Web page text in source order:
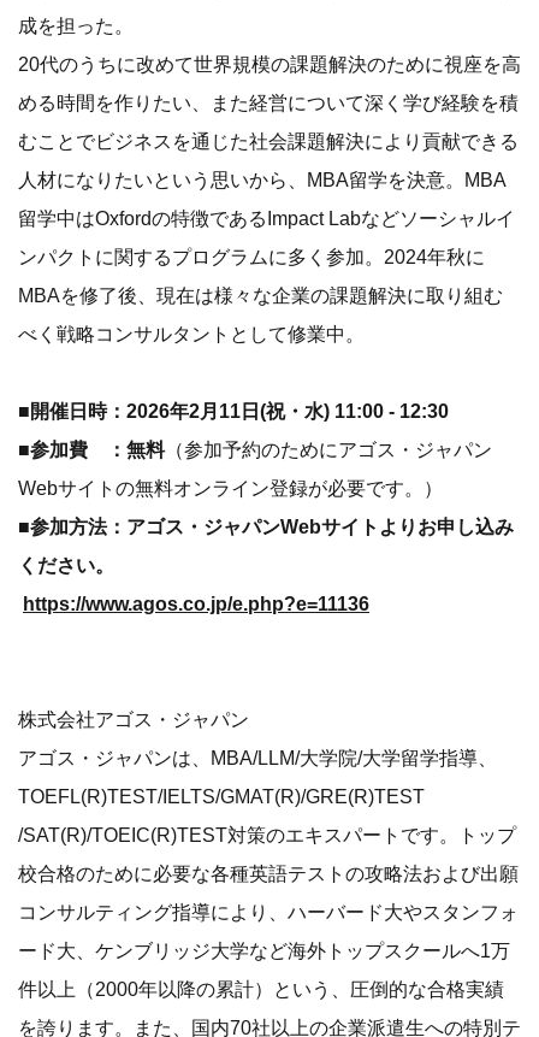
成を担った。
20代のうちに改めて世界規模の課題解決のために視座を高
める時間を作りたい、また経営について深く学び経験を積
むことでビジネスを通じた社会課題解決により貢献できる
人材になりたいという思いから、MBA留学を決意。MBA
留学中はOxfordの特徴であるImpact Labなどソーシャルイ
ンパクトに関するプログラムに多く参加。2024年秋に
MBAを修了後、現在は様々な企業の課題解決に取り組む
べく戦略コンサルタントとして修業中。
■開催日時：2026年2月11日(祝・水) 11:00 - 12:30
■参加費 ：無料（参加予約のためにアゴス・ジャパン
Webサイトの無料オンライン登録が必要です。）
■参加方法：アゴス・ジャパンWebサイトよりお申し込み
ください。
https://www.agos.co.jp/e.php?e=11136
​株式会社アゴス・ジャパン
アゴス・ジャパンは、MBA/LLM/大学院/大学留学指導、
TOEFL(R)TEST/IELTS/GMAT(R)/GRE(R)TEST
/SAT(R)/TOEIC(R)TEST対策のエキスパートです。トップ
校合格のために必要な各種英語テストの攻略法および出願
コンサルティング指導により、ハーバード大やスタンフォ
ード大、ケンブリッジ大学など海外トップスクールへ1万
件以上（2000年以降の累計）という、圧倒的な合格実績
を誇ります。また、国内70社以上の企業派遣生への特別テ